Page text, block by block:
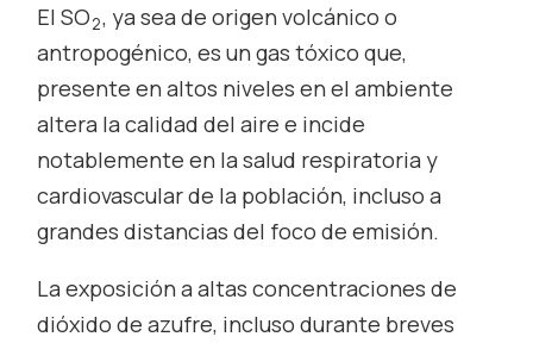
El SO2, ya sea de origen volcánico o
antropogénico, es un gas tóxico que,
presente en altos niveles en el ambiente
altera la calidad del aire e incide
notablemente en la salud respiratoria y
cardiovascular de la población, incluso a
grandes distancias del foco de emisión.
La exposición a altas concentraciones de
dióxido de azufre, incluso durante breves